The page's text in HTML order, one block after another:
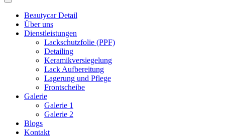
Beautycar Detail
Über uns
Dienstleistungen
Lackschutzfolie (PPF)
Detailing
Keramikversiegelung
Lack Aufbereitung
Lagerung und Pflege
Frontscheibe
Galerie
Galerie 1
Galerie 2
Blogs
Kontakt